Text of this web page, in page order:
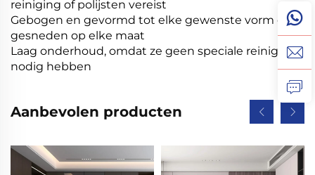
reiniging of polijsten vereist
Gebogen en gevormd tot elke gewenste vorm en
gesneden op elke maat
Laag onderhoud, omdat ze geen speciale reiniging
nodig hebben
Aanbevolen producten